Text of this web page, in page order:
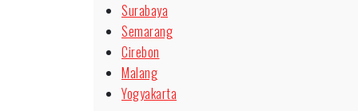
Surabaya
Semarang
Cirebon
Malang
Yogyakarta